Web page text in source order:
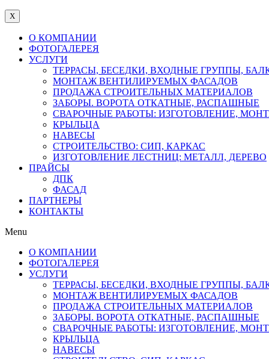
X
О КОМПАНИИ
ФОТОГАЛЕРЕЯ
УСЛУГИ
ТЕРРАСЫ, БЕСЕДКИ, ВХОДНЫЕ ГРУППЫ,
МОНТАЖ ВЕНТИЛИРУЕМЫХ ФАСАДОВ
ПРОДАЖА СТРОИТЕЛЬНЫХ МАТЕРИАЛОВ
ЗАБОРЫ. ВОРОТА ОТКАТНЫЕ, РАСПАШНЫЕ
СВАРОЧНЫЕ РАБОТЫ: ИЗГОТОВЛЕНИЕ,
КРЫЛЬЦА
НАВЕСЫ
СТРОИТЕЛЬСТВО: СИП, КАРКАС
ИЗГОТОВЛЕНИЕ ЛЕСТНИЦ: МЕТАЛЛ, ДЕРЕВО
ПРАЙСЫ
ДПК
ФАСАД
ПАРТНЕРЫ
КОНТАКТЫ
Menu
О КОМПАНИИ
ФОТОГАЛЕРЕЯ
УСЛУГИ
ТЕРРАСЫ, БЕСЕДКИ, ВХОДНЫЕ ГРУППЫ,
МОНТАЖ ВЕНТИЛИРУЕМЫХ ФАСАДОВ
ПРОДАЖА СТРОИТЕЛЬНЫХ МАТЕРИАЛОВ
ЗАБОРЫ. ВОРОТА ОТКАТНЫЕ, РАСПАШНЫЕ
СВАРОЧНЫЕ РАБОТЫ: ИЗГОТОВЛЕНИЕ,
КРЫЛЬЦА
НАВЕСЫ